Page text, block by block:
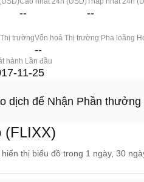
-- --
trườngVốn hoá Thị trường Pha loãng
--
hành Lần đầu
11-25
dịch để Nhận Phần thưởng
(FLIXX)
thị biểu đồ trong 1 ngày, 30